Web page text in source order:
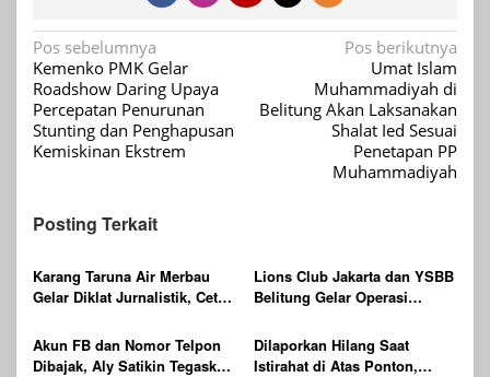
Navigasi
pos
Pos sebelumnya
Kemenko PMK Gelar
Roadshow Daring Upaya
Percepatan Penurunan
Stunting dan Penghapusan
Kemiskinan Ekstrem
Pos berikutnya
Umat Islam
Muhammadiyah di
Belitung Akan Laksanakan
Shalat Ied Sesuai
Penetapan PP
Muhammadiyah
Posting Terkait
Karang Taruna Air Merbau
Gelar Diklat Jurnalistik, Cetak
Digital
Lions Club Jakarta dan YSBB
Belitung Gelar Operasi
Laser, Targetkan 100 Peserta
Akun FB dan Nomor Telpon
Dibajak, Aly Satikin Tegaskan
Dilaporkan Hilang Saat
Istirahat di Atas Ponton,